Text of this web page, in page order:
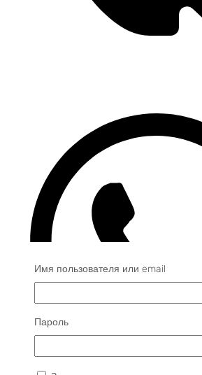
Имя пользователя или email
Пароль